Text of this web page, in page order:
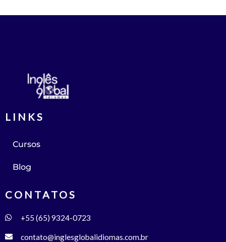
LINKS
Cursos
Blog
CONTATOS
+55 (65) 9324-0723
contato@inglesglobalidiomas.com.br